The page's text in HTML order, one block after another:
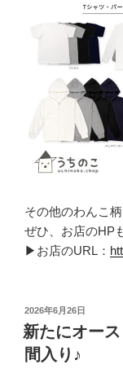
その他のわんこ
ぜひ、お店のHP
▶お店のURL：
投
稿
日:
2026年6月26日
新たにオー
間入り♪